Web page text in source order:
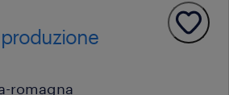
romagna